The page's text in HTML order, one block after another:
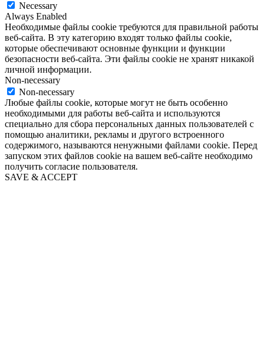
Necessary
Always Enabled
Необходимые файлы cookie требуются для правильной работы
веб-сайта. В эту категорию входят только файлы cookie,
которые обеспечивают основные функции и функции
безопасности веб-сайта. Эти файлы cookie не хранят никакой
личной информации.
Non-necessary
Non-necessary
Любые файлы cookie, которые могут не быть особенно
необходимыми для работы веб-сайта и используются
специально для сбора персональных данных пользователей с
помощью аналитики, рекламы и другого встроенного
содержимого, называются ненужными файлами cookie. Перед
запуском этих файлов cookie на вашем веб-сайте необходимо
получить согласие пользователя.
SAVE & ACCEPT